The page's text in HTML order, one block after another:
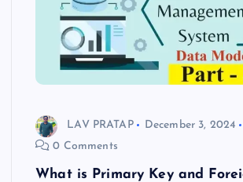
LAV PRATAP
December 3, 2024
0 Comments
What is Primary Key and